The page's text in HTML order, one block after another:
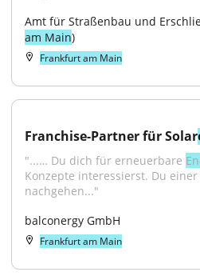
Amt für Straßenbau und
am Main)
Frankfurt am Main
Franchise-Partner für Solar
"...… Du dich für erneuerbare
Konzepte interessierst. Du
nachgehen..."
balconergy GmbH
Frankfurt am Main